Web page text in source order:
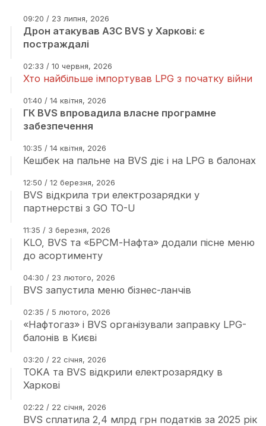
09:20 / 23 липня, 2026
Дрон атакував АЗС BVS у Харкові: є
постраждалі
02:33 / 10 червня, 2026
Хто найбільше імпортував LPG з початку війни
01:40 / 14 квітня, 2026
ГК BVS впровадила власне програмне
забезпечення
10:35 / 14 квітня, 2026
Кешбек на пальне на BVS діє і на LPG в балонах
12:50 / 12 березня, 2026
BVS відкрила три електрозарядки у
партнерстві з GO TO-U
11:35 / 3 березня, 2026
KLO, BVS та «БРСМ-Нафта» додали пісне меню
до асортименту
04:30 / 23 лютого, 2026
BVS запустила меню бізнес-ланчів
02:35 / 5 лютого, 2026
«Нафтогаз» і BVS організували заправку LPG-
балонів в Києві
03:20 / 22 січня, 2026
TOKA та BVS відкрили електрозарядку в
Харкові
02:22 / 22 січня, 2026
BVS сплатила 2,4 млрд грн податків за 2025 рік